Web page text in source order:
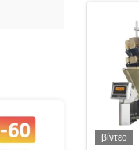
βίντεο